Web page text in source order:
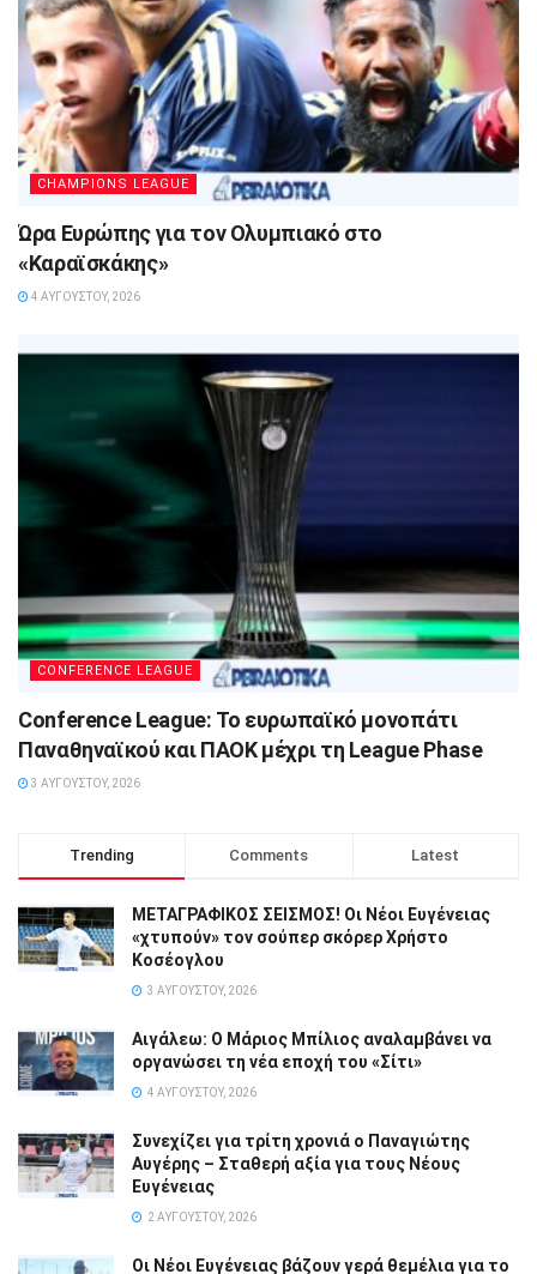
CHAMPIONS LEAGUE
Ώρα Ευρώπης για τον Ολυμπιακό στο
«Καραϊσκάκης»
4 ΑΥΓΟΎΣΤΟΥ, 2026
CONFERENCE LEAGUE
Conference League: Το ευρωπαϊκό μονοπάτι
Παναθηναϊκού και ΠΑΟΚ μέχρι τη League Phase
3 ΑΥΓΟΎΣΤΟΥ, 2026
Trending Comments Latest
ΜΕΤΑΓΡΑΦΙΚΟΣ ΣΕΙΣΜΟΣ! Οι Νέοι Ευγένειας
«χτυπούν» τον σούπερ σκόρερ Χρήστο
Κοσέογλου
3 ΑΥΓΟΎΣΤΟΥ, 2026
Αιγάλεω: Ο Μάριος Μπίλιος αναλαμβάνει να
οργανώσει τη νέα εποχή του «Σίτι»
4 ΑΥΓΟΎΣΤΟΥ, 2026
Συνεχίζει για τρίτη χρονιά ο Παναγιώτης
Αυγέρης – Σταθερή αξία για τους Νέους
Ευγένειας
2 ΑΥΓΟΎΣΤΟΥ, 2026
Οι Νέοι Ευγένειας βάζουν γερά θεμέλια για το